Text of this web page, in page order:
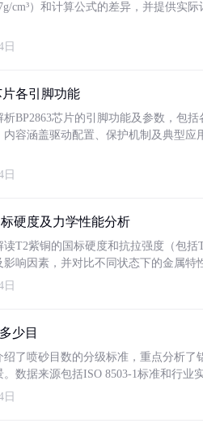
cm³）和计算公式的差异，并提供实
日
片各引脚功能
析BP2863芯片的引脚功能及参数，包
内容涵盖驱动配置、保护机制及典型
日
硬度及力学性能分析
读T2紫铜的国标硬度和抗拉强度（包括
影响因素，并对比不同状态下的金属特
日
少目
绍了喷砂目数的分级标准，重点分析了
。数据来源包括ISO 8503-1标准和行业
日